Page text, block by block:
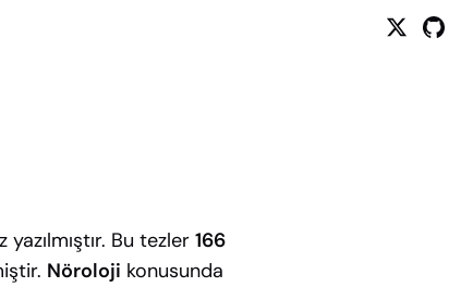
yazılmıştır. Bu tezler 166
Nöroloji konusunda